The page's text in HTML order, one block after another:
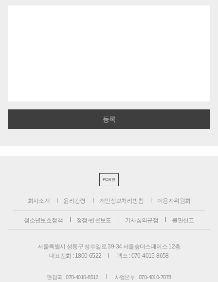
PC버전
회사소개 윤리강령 개인정보처리방침 이용자위원회
청소년보호정책 정정·반론보도 기사심의규정 불편신고
서울특별시 성동구 성수일로 39-34 서울숲더스페이스 12층
대표전화 : 1800-6522
팩스 : 070-4015-8658
편집국 : 070-4010-8512 사업본부 : 070-4010-7078